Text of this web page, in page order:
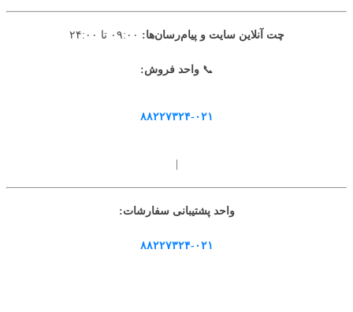
چت آنلاین سایت و پیام‌رسان‌ها:
📞واحد فروش:
۸۸۲۲۷۳۲۴-۰۲۱
واحد پشتیبانی سفارشات:
۸۸۲۲۷۳۲۴-۰۲۱